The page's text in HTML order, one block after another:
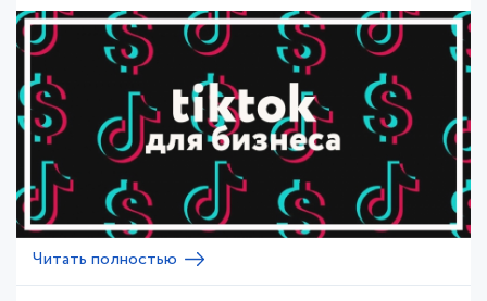
Читать полностью